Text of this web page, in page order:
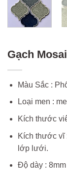
Gạch
Màu Sắc :
Loại men :
Kích thước
Kích thước vĩ
lớp lưới.
Độ dày : 8mm